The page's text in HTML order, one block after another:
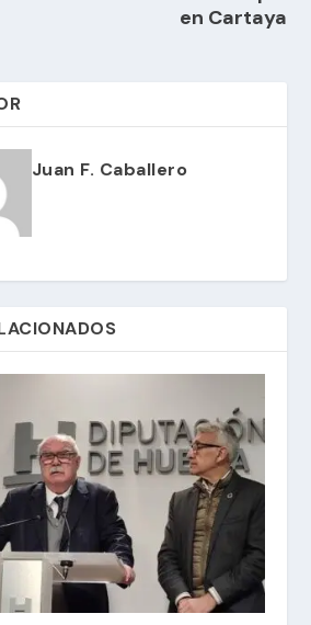
en Cartaya
Juan F. Caballero